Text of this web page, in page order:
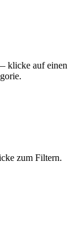
klicke auf einen
zum Filtern.